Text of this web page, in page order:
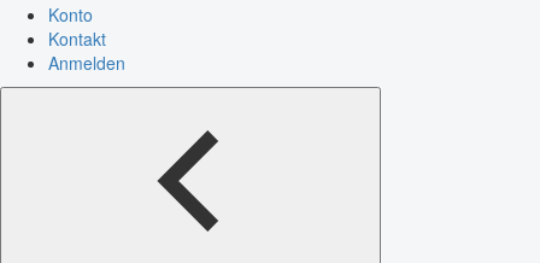
Konto
Kontakt
Anmelden